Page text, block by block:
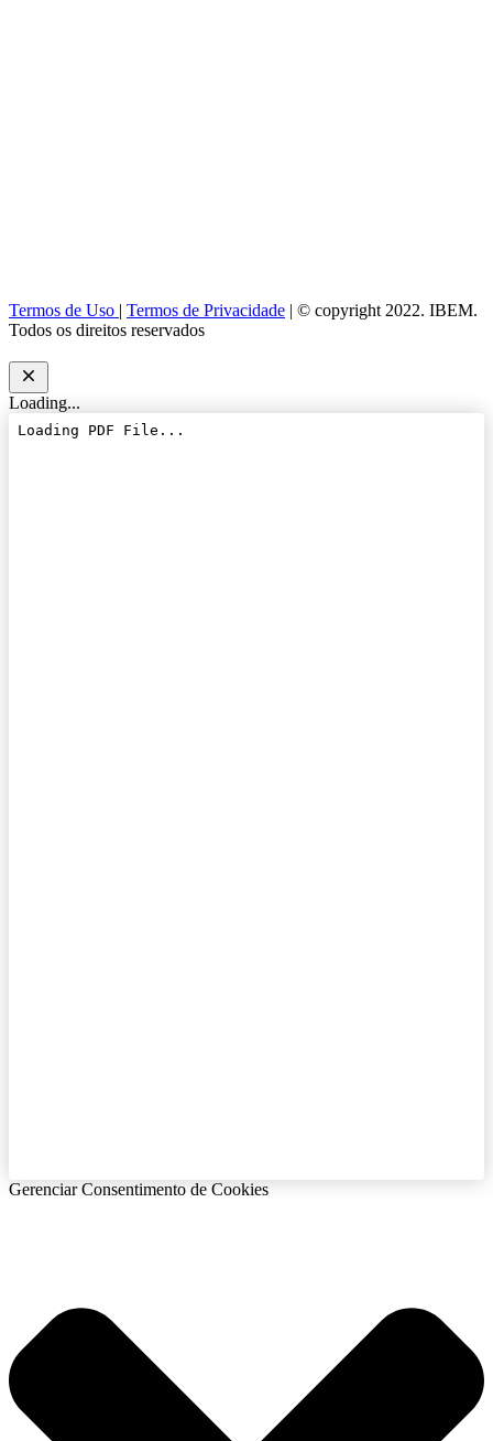
Termos de Uso | Termos de Privacidade | © copyright 2022. IBEM.
Todos os direitos reservados
Loading...
Gerenciar Consentimento de Cookies